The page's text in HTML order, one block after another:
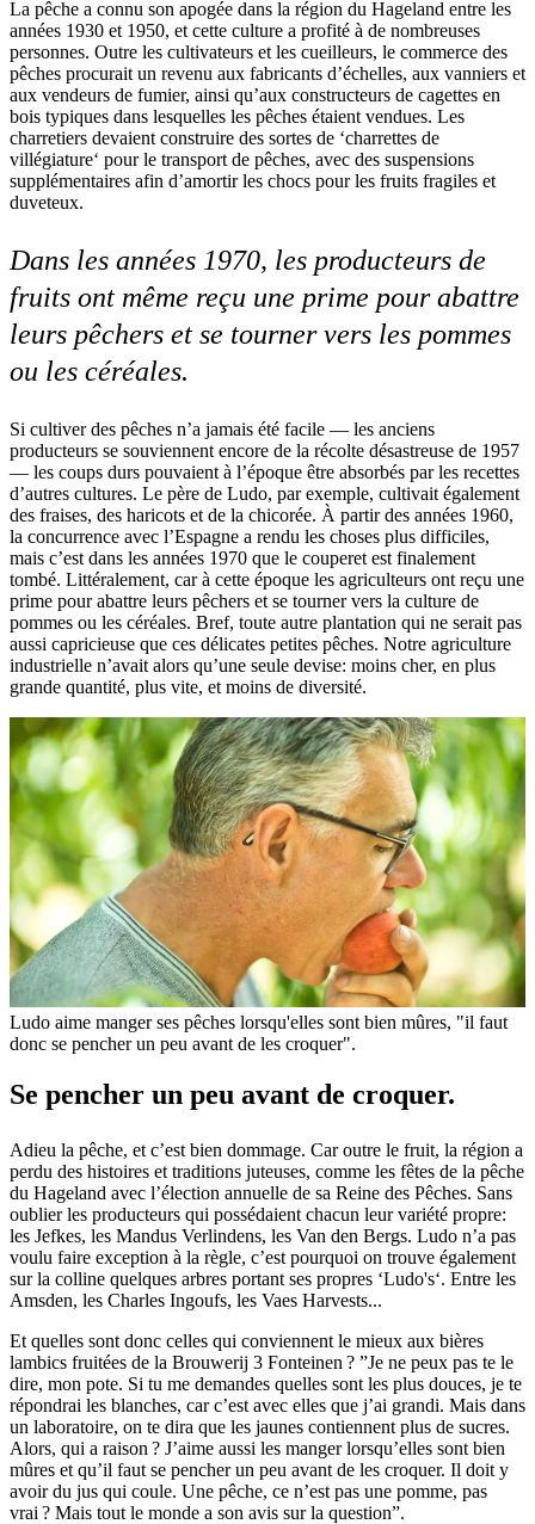
La pêche a connu son apogée dans la région du Hageland entre les
années 1930 et 1950, et cette culture a profité à de nombreuses
personnes. Outre les cultivateurs et les cueilleurs, le commerce des
pêches procurait un revenu aux fabricants d’échelles, aux vanniers et
aux vendeurs de fumier, ainsi qu’aux constructeurs de cagettes en
bois typiques dans lesquelles les pêches étaient vendues. Les
charretiers devaient construire des sortes de ‘charrettes de
villégiature‘ pour le transport de pêches, avec des suspensions
supplémentaires afin d’amortir les chocs pour les fruits fragiles et
duveteux.
Dans les années 1970, les producteurs de
fruits ont même reçu une prime pour abattre
leurs pêchers et se tourner vers les pommes
ou les céréales.
Si cultiver des pêches n’a jamais été facile — les anciens
producteurs se souviennent encore de la récolte désastreuse de 1957
— les coups durs pouvaient à l’époque être absorbés par les recettes
d’autres cultures. Le père de Ludo, par exemple, cultivait également
des fraises, des haricots et de la chicorée. À partir des années 1960,
la concurrence avec l’Espagne a rendu les choses plus difficiles,
mais c’est dans les années 1970 que le couperet est finalement
tombé. Littéralement, car à cette époque les agriculteurs ont reçu une
prime pour abattre leurs pêchers et se tourner vers la culture de
pommes ou les céréales. Bref, toute autre plantation qui ne serait pas
aussi capricieuse que ces délicates petites pêches. Notre agriculture
industrielle n’avait alors qu’une seule devise: moins cher, en plus
grande quantité, plus vite, et moins de diversité.
Ludo aime manger ses pêches lorsqu'elles sont bien mûres, "il faut
donc se pencher un peu avant de les croquer".
Se pencher un peu avant de croquer.
Adieu la pêche, et c’est bien dommage. Car outre le fruit, la région a
perdu des histoires et traditions juteuses, comme les fêtes de la pêche
du Hageland avec l’élection annuelle de sa Reine des Pêches. Sans
oublier les producteurs qui possédaient chacun leur variété propre:
les Jefkes, les Mandus Verlindens, les Van den Bergs. Ludo n’a pas
voulu faire exception à la règle, c’est pourquoi on trouve également
sur la colline quelques arbres portant ses propres ‘Ludo's‘. Entre les
Amsden, les Charles Ingoufs, les Vaes Harvests...
Et quelles sont donc celles qui conviennent le mieux aux bières
lambics fruitées de la Brouwerij 3 Fonteinen ? ”Je ne peux pas te le
dire, mon pote. Si tu me demandes quelles sont les plus douces, je te
répondrai les blanches, car c’est avec elles que j’ai grandi. Mais dans
un laboratoire, on te dira que les jaunes contiennent plus de sucres.
Alors, qui a raison ? J’aime aussi les manger lorsqu’elles sont bien
mûres et qu’il faut se pencher un peu avant de les croquer. Il doit y
avoir du jus qui coule. Une pêche, ce n’est pas une pomme, pas
vrai ? Mais tout le monde a son avis sur la question”.